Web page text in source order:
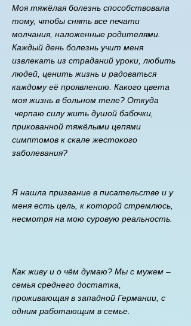
Моя тяжёлая болезнь способствовала
тому, чтобы снять все печати
молчания, наложенные родителями.
Каждый день болезнь учит меня
извлекать из страданий уроки, любить
людей, ценить жизнь и радоваться
каждому её проявлению.​ Какого цвета
моя жизнь в больном теле? Откуда
черпаю силу жить душой бабочки,
прикованной тяжёлыми цепями
симптомов к скале жестокого
заболевания?
Я нашла призвание в писательстве и у
меня есть цель, к которой стремлюсь,
несмотря на мою суровую реальность. ​
Как живу и о чём думаю? Мы с мужем –
семья среднего достатка,
проживающая в западной Германии, с
одним работающим в семье.